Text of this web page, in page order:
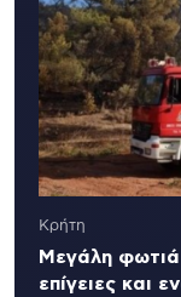
Κρήτη
Μεγάλη φωτιά
επίγειες και